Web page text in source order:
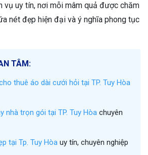
vụ uy tín, nơi mỗi mâm quả được chăm
nét đẹp hiện đại và ý nghĩa phong tục
TÂM:
thuê áo dài cưới hỏi tại TP. Tuy Hòa
nhà trọn gói tại TP. Tuy Hòa chuyên
tại Tp. Tuy Hòa uy tín, chuyên nghiệp